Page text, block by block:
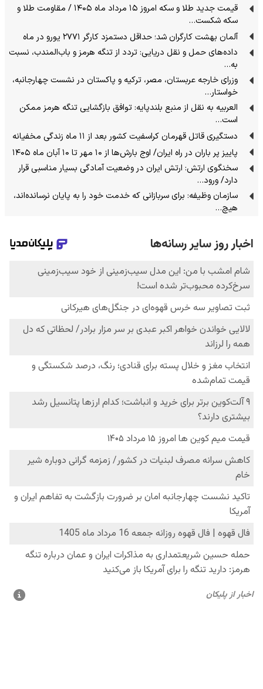
قیمت جدید طلا و سکه امروز ۱۵ مرداد ماه ۱۴۰۵ / مقاومت طلا و
سکه شکست…
آلمان بهشت کارگران شد؛ حداقل دستمزد کارگر ۲۷۷۱ یورو در ماه
داده‌های حمل‌ و نقل دریایی: تردد از تنگه‌ هرمز و باب‌المندب، نسبت
به…
وزرای خارجه عربستان، مصر، ترکیه و پاکستان در نشست چهارجانبه،
خواستار…
العربیه به نقل از منبع بلندپایه: توافق بازگشایی تنگه هرمز ممکن
است…
دستگیری قاتل قهرمان کراسفیت کشور بعد از ۱۱ ماه زندگی مخفیانه
پاییز پر باران در راه ایران/ اوج بارش‌ها از ۱۰ مهر تا ۱۰ آبان ماه ۱۴۰۵
سخنگوی ارتش: ارتش ایران در وضعیت آمادگی بسیار مناسبی قرار
دارد/ ورود…
سازمان وظیفه: برای سربازانی که خدمت خود را به پایان نرسانده‌اند،
هیچ…